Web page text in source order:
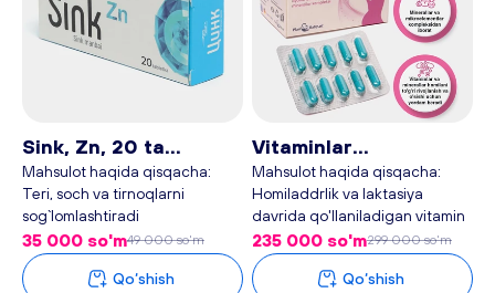
Sink, Zn, 20 ta
tabletka - Plan baby
Mahsulot haqida qisqacha:
Teri, soch va tirnoqlarni
sog`lomlashtiradi
Immun tizimni mustahkamlaydi
Miya faoliyatini yaxshilaydi
Testosteron sintezini
35 000 so'm49 000 so'm
Qo‘shish
Vitaminlar
homiladorlar uchun
Eletal, 90 ta kapsula -
Plan baby
Mahsulot haqida qisqacha:
Homiladdrlik va laktasiya
davrida qo'llaniladigan vitamin
Minerallar va mikroelementlar
kompleksidan iborat
Vitaminlar va minerallar
235 000 so'm299 000 so'm
Qo‘shish